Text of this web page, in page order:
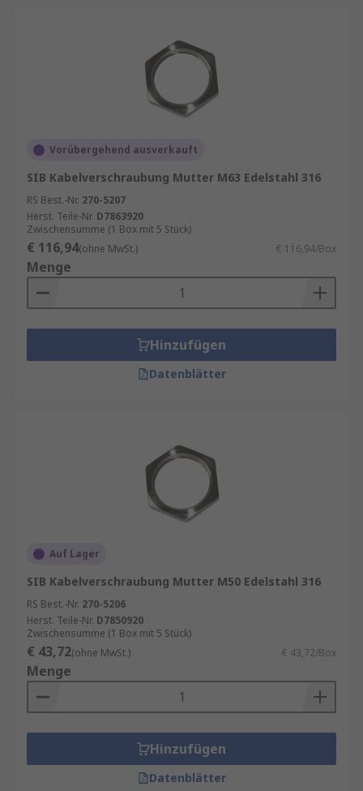
Vorübergehend ausverkauft
SIB Kabelverschraubung Mutter M63 Edelstahl 316
RS Best.-Nr. 270-5207
Herst. Teile-Nr. D7863920
Zwischensumme (1 Box mit 5 Stück)
€ 116,94(ohne MwSt.) € 116,94/Box
Menge
Hinzufügen
Datenblätter
Auf Lager
SIB Kabelverschraubung Mutter M50 Edelstahl 316
RS Best.-Nr. 270-5206
Herst. Teile-Nr. D7850920
Zwischensumme (1 Box mit 5 Stück)
€ 43,72(ohne MwSt.) € 43,72/Box
Menge
Hinzufügen
Datenblätter